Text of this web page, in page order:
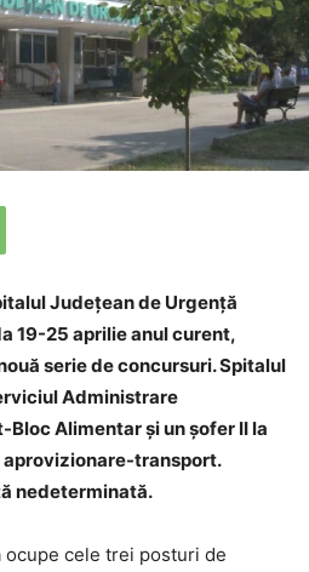
Județean de Urgență
19-25 aprilie anul curent,
serie de concursuri. Spitalul
Administrare
Alimentar și un șofer II la
transport.
nedeterminată.
ocupe cele trei posturi de